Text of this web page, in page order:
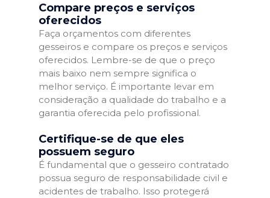
Compare preços e serviços
oferecidos
Faça orçamentos com diferentes
gesseiros e compare os preços e serviços
oferecidos. Lembre-se de que o preço
mais baixo nem sempre significa o
melhor serviço. É importante levar em
consideração a qualidade do trabalho e a
garantia oferecida pelo profissional.
Certifique-se de que eles
possuem seguro
É fundamental que o gesseiro contratado
possua seguro de responsabilidade civil e
acidentes de trabalho. Isso protegerá